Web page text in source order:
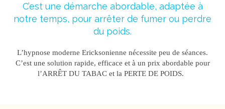
C’est une démarche abordable, adaptée à
notre temps, pour arrêter de fumer ou perdre
du poids.
L’hypnose moderne Ericksonienne nécessite peu de séances.
C’est une solution rapide, efficace et à un prix abordable pour
l’ARRÊT DU TABAC et la PERTE DE POIDS.